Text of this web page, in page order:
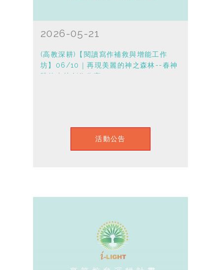
2026-05-21
(高教深耕)【閱讀寫作補救與增能工作
坊】06/10｜再現美麗的神之森林--春神
跳的森林創作分享
活動公告